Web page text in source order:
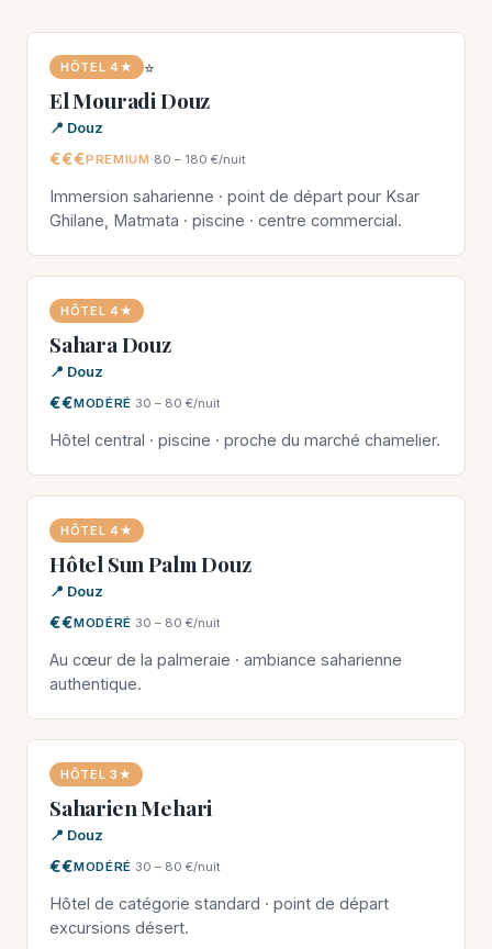
HÔTEL 4★ ⭐
El Mouradi Douz
📍 Douz
€€€PREMIUM ·80 – 180 €/nuit
Immersion saharienne · point de départ pour Ksar
Ghilane, Matmata · piscine · centre commercial.
HÔTEL 4★
Sahara Douz
📍 Douz
€€MODÉRÉ·30 – 80 €/nuit
Hôtel central · piscine · proche du marché chamelier.
HÔTEL 4★
Hôtel Sun Palm Douz
📍 Douz
€€MODÉRÉ·30 – 80 €/nuit
Au cœur de la palmeraie · ambiance saharienne
authentique.
HÔTEL 3★
Saharien Mehari
📍 Douz
€€MODÉRÉ·30 – 80 €/nuit
Hôtel de catégorie standard · point de départ
excursions désert.